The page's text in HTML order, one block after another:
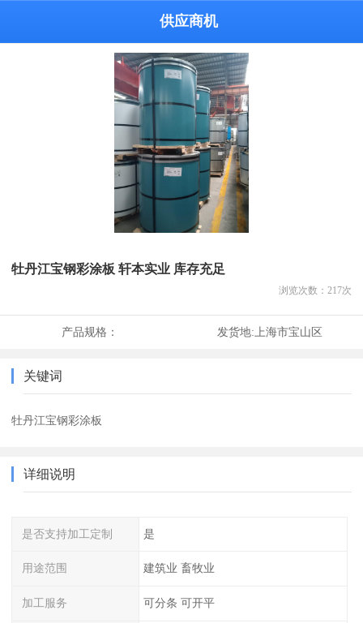
供应商机
牡丹江宝钢彩涂板 轩本实业 库存充足
浏览次数： 217次
产品规格： 发货地:上海市宝山区
关键词
牡丹江宝钢彩涂板
详细说明
是否支持加工定制 是
用途范围 建筑业 畜牧业
加工服务 可分条 可开平